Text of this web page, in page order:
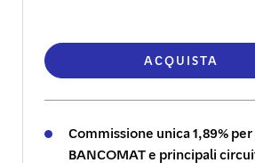
ACQUISTA
Commissione unica 1,89% per
BANCOMAT e principali